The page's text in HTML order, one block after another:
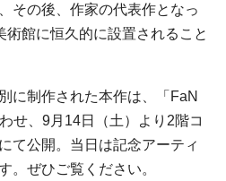
その後、作家の代表作となっ
術館に恒久的に設置されること
に制作された本作は、「FaN
せ、9月14日（土）より2階コ
て公開。当日は記念アーティ
。ぜひご覧ください。